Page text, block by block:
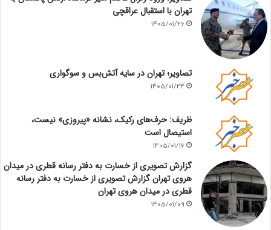
تهران با استقبال عراقچی
1405/01/26
تصاویر؛ تهران در سایه آتش‌بس و سوگواری
1405/01/24
ظریف: حرف‌های رکیک، نشانه «پیروزی» نیست،
استیصال است
1405/01/16
گزارش تصویری از خسارت به دفتر رسانه قطری در میدان
هروی تهران گزارش تصویری از خسارت به دفتر رسانه
قطری در میدان هروی تهران
1405/01/09